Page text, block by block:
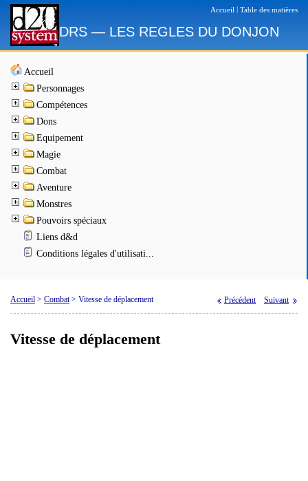
Accueil Table des matières
DRS — LES REGLES DU DONJON
Accueil
Personnages
Compétences
Dons
Equipement
Magie
Combat
Aventure
Monstres
Pouvoirs spéciaux
Liens d&d
Conditions légales d'utilisati...
Accueil > Combat > Vitesse de déplacement Précédent Suivant
Vitesse de déplacement